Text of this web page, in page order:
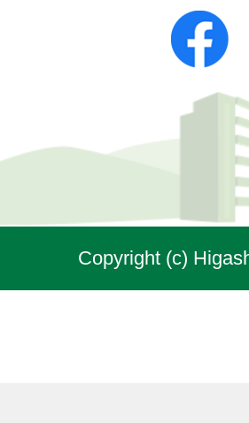
Copyright (c)